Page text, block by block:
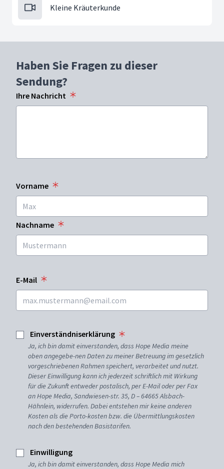
Kleine Kräuterkunde
Haben Sie Fragen zu dieser
Sendung?
Ihre Nachricht
Vorname
Nachname
E-Mail
Einverständniserklärung
Ja, ich bin damit einverstanden, dass Hope Media meine
oben angegebe-nen Daten zu meiner Betreuung im gesetzlich
vorgeschriebenen Rahmen speichert, verarbeitet und nutzt.
Dieser Einwilligung kann ich jederzeit schriftlich mit Wirkung
für die Zukunft entweder postalisch, per E-Mail oder per Fax
an Hope Media, Sandwiesen-str. 35, D – 64665 Alsbach-
Hähnlein, widerrufen. Dabei entstehen mir keine anderen
Kosten als die Porto-kosten bzw. die Übermittlungskosten
nach den bestehenden Basistarifen.
Einwilligung
Ja, ich bin damit einverstanden, dass Hope Media mich